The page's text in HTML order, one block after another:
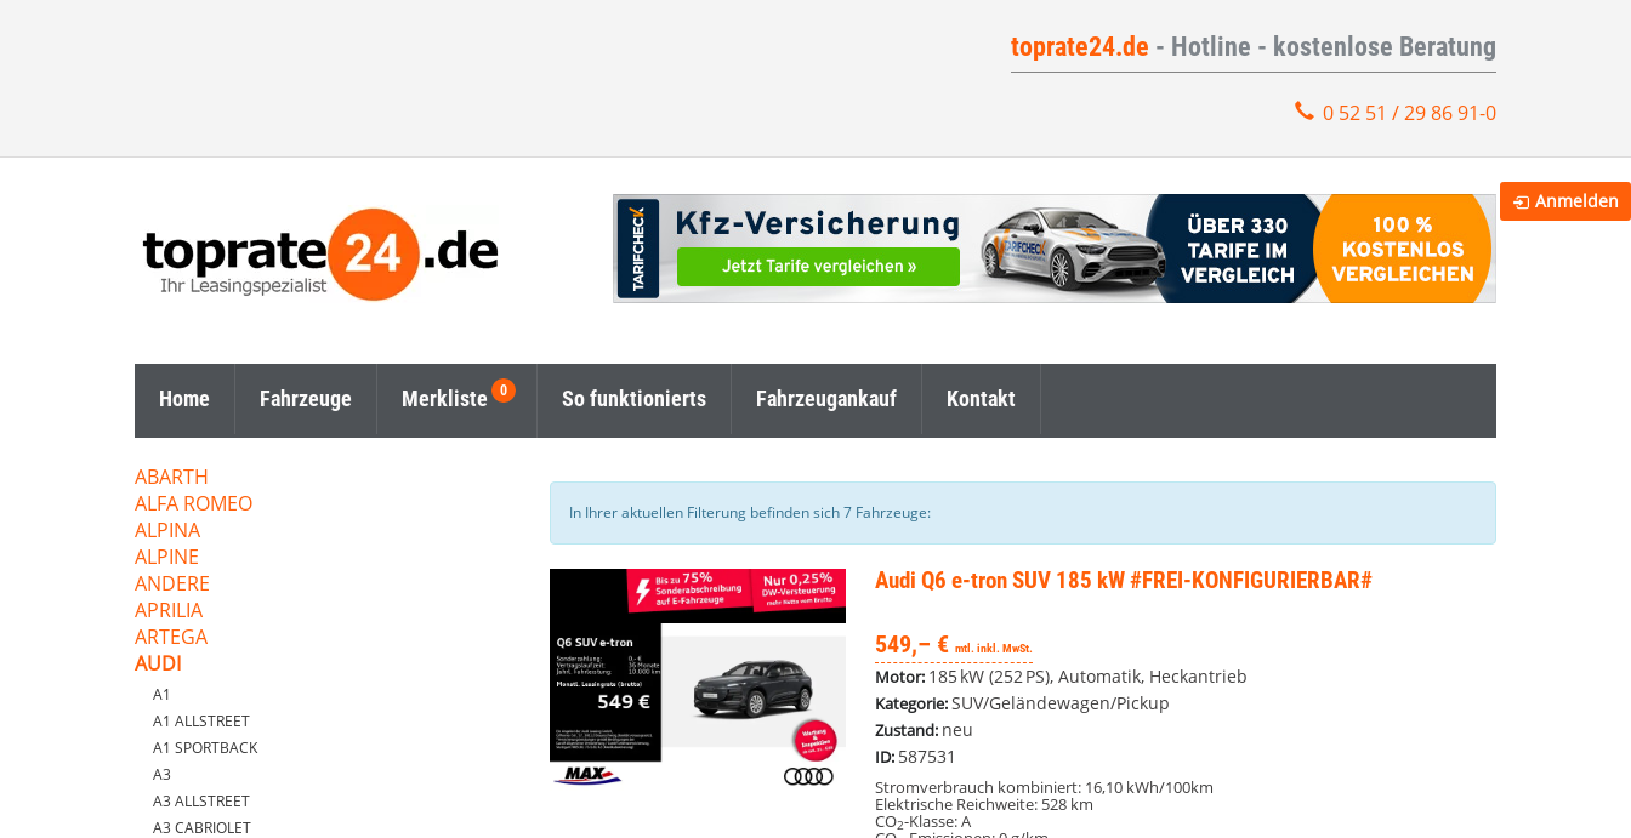
toprate24.de - Hotline - kostenlose Beratung
0 52 51 / 29 86 91-0
Home Fahrzeuge Merkliste So funktionierts Fahrzeugankauf Kontakt
In Ihrer aktuellen Filterung befinden sich7 Fahrzeuge:
Audi Q6 e-tronSUV 185 kW #FREI-KONFIGURIERBAR#
549,– € mtl. inkl. MwSt.
Motor: 185 kW (252 PS), Automatik, Heckantrieb
Kategorie:SUV/Geländewagen/Pickup
Zustand: neu
ID: 587531
Stromverbrauch kombiniert: 16,10 kWh/100km
Elektrische Reichweite: 528 km
CO2-Klasse:A
ABARTH
ALFA ROMEO
ALPINA
ALPINE
ANDERE
APRILIA
ARTEGA
AUDI
A1
A1 ALLSTREET
A1 SPORTBACK
A3
A3 ALLSTREET
A3 CABRIOLET
Anmelden